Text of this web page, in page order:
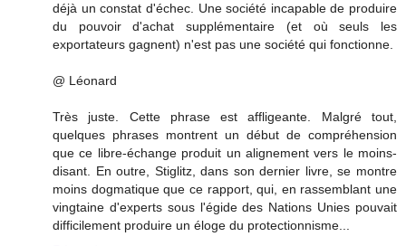
déjà un constat d'échec. Une société incapable de produire
du pouvoir d'achat supplémentaire (et où seuls les
exportateurs gagnent) n'est pas une société qui fonctionne.
@ Léonard
Très juste. Cette phrase est affligeante. Malgré tout,
quelques phrases montrent un début de compréhension
que ce libre-échange produit un alignement vers le moins-
disant. En outre, Stiglitz, dans son dernier livre, se montre
moins dogmatique que ce rapport, qui, en rassemblant une
vingtaine d'experts sous l'égide des Nations Unies pouvait
difficilement produire un éloge du protectionnisme...